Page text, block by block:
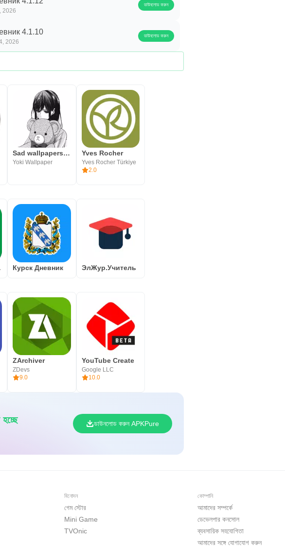
2026
ডাউনলোড করুন
4.1.10
2026
ডাউনলোড করুন
Sad wallpapers HD: Alone, brok
Yoki Wallpaper
Yves Rocher
Yves Rocher Türkiye
2.0
Курск Дневник ЭлЖур.Учитель
ZArchiver
ZDevs
9.0
YouTube Create
Google LLC
10.0
ডাউনলোড করুন APKPure
বিনোদন
গেম স্টোর
Mini Game
TVOnic
কোম্পানি
আমাদের সম্পর্কে
ডেভেলপার কনসোল
ব্যবসায়িক সহযোগিতা
আমাদের সঙ্গে যোগাযোগ করুন